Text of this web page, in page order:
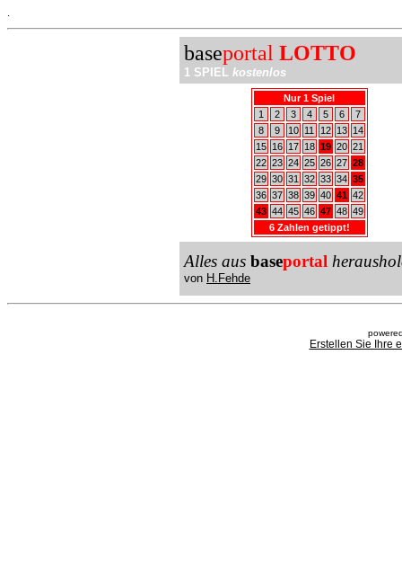
baseportal LOTTO
1 SPIEL kostenlos
Nur 1 Spiel
1
2 3 4 5 6
7
8
9 10 11 12 13
14
15
16 17 18 19 20 21
22 23 24 25 26 27 28
29 30 31 32 33 34 35
36 37 38 39 40 41 42
43 44 45 46 47 48 49
6 Zahlen getippt!
Alles aus baseportal
von H.Fehde
Erstellen Sie Ihre